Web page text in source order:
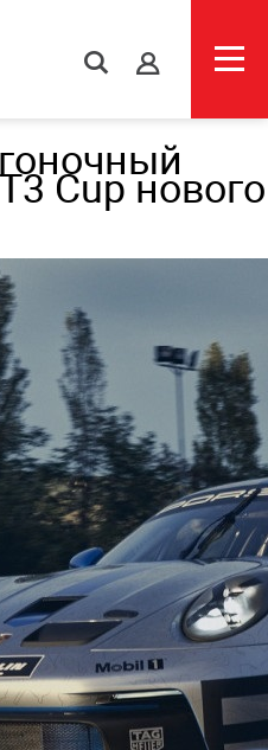
s
Cup нового